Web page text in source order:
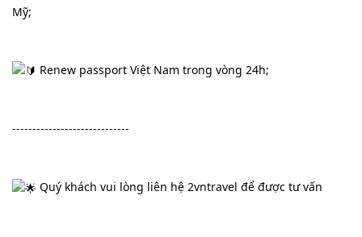
Mỹ;
Renew passport Việt Nam trong vòng 24h;
-----------------------------
Quý khách vui lòng liên hệ 2vntravel để được tư vấn